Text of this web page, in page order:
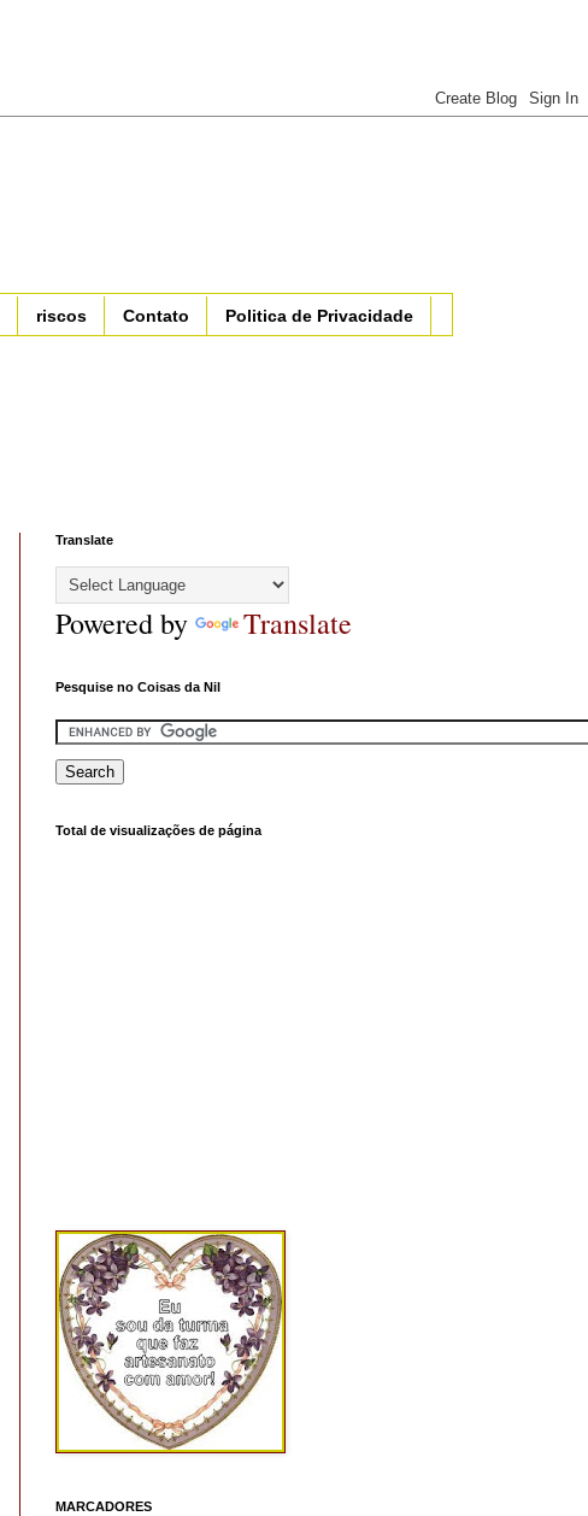
riscos Contato Politica de Privacidade
Translate
Powered by Translate
Pesquise no Coisas da Nil
Total de visualizações de página
MARCADORES